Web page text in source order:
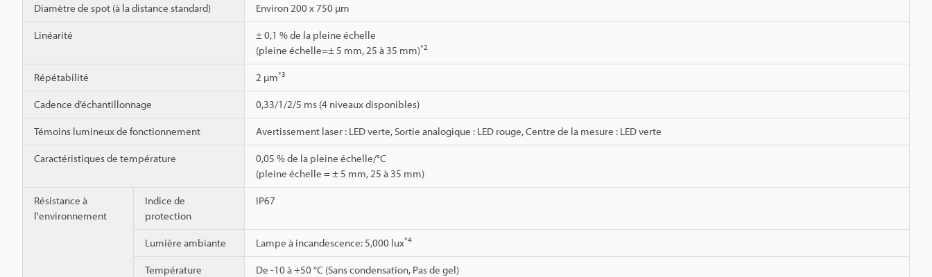
Diamètre de spot (à la distance standard) Environ 200 x 750 µm
Linéarité
± 0,1 % de la pleine échelle
(pleine échelle=± 5 mm, 25 à 35 mm)*2
Répétabilité 2 µm*3
Cadence d’échantillonnage 0,33/1/2/5 ms (4 niveaux disponibles)
Témoins lumineux de fonctionnement Avertissement laser : LED verte, Sortie analogique : LED rouge, Centre de la mesure : LED verte
Caractéristiques de température
0,05 % de la pleine échelle/°C
(pleine échelle = ± 5 mm, 25 à 35 mm)
Résistance à
l'environnement
Indice de
protection
IP67
Lumière ambiante Lampe à incandescence: 5,000 lux*4
Température
De -10 à +50 °C (Sans condensation, Pas de gel)